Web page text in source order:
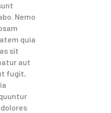
Nemo
quia
sit
aut
fugit,